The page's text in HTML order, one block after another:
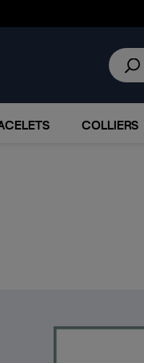
COLLIERS